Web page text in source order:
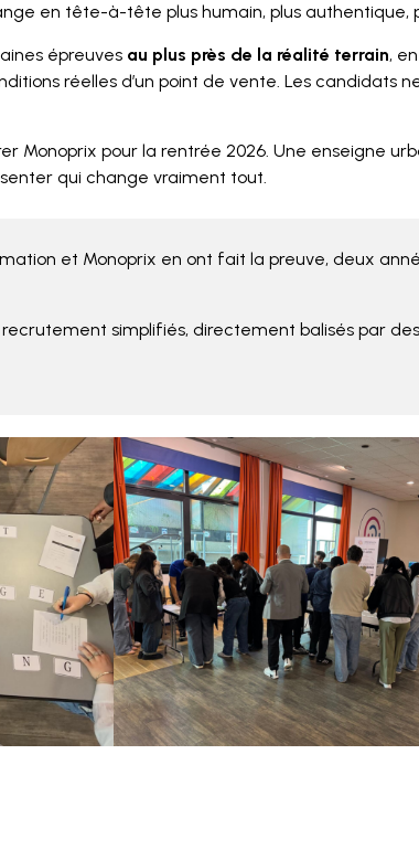
en tête-à-tête plus humain, plus authentique,
épreuves au plus près de la réalité terrain,
réelles d’un point de vente. Les candidats
Monoprix pour la rentrée 2026. Une enseigne
qui change vraiment tout.
et Monoprix en ont fait la preuve, deux
simplifiés, directement balisés par des